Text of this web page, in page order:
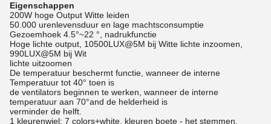
Eigenschappen
200W hoge Output Witte leiden
50.000 urenlevensduur en lage machtsconsumptie
Gezoemhoek 4.5°~22 °, nadrukfunctie
Hoge lichte output, 10500LUX@5M bij Witte lichte inzoomen,
990LUX@5M bij Wit
lichte uitzoomen
De temperatuur beschermt functie, wanneer de interne
Temperatuur tot 40° toen is
de ventilators beginnen te werken, wanneer de interne
temperatuur aan 70°and de helderheid is
verminder de helft.
1 kleurenwiel: 7 colors+white, kleuren boete - het stemmen,